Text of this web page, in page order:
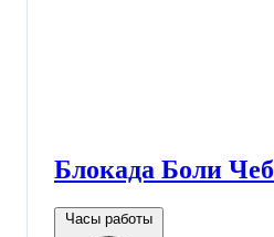
Блокада Боли
Часы работы